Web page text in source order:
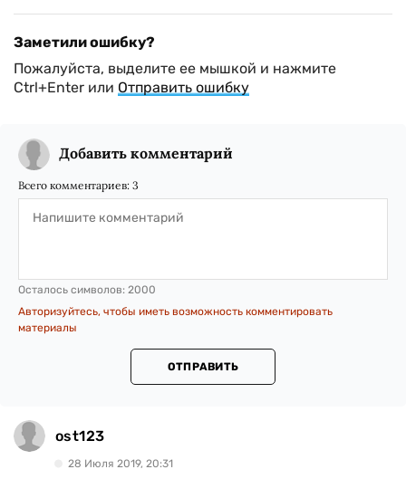
Заметили ошибку?
Пожалуйста, выделите ее мышкой и нажмите
Ctrl+Enter или Отправить ошибку
Добавить комментарий
Всего комментариев: 3
Осталось символов: 2000
Авторизуйтесь, чтобы иметь возможность комментировать
материалы
ОТПРАВИТЬ
ost123
28 Июля 2019, 20:31